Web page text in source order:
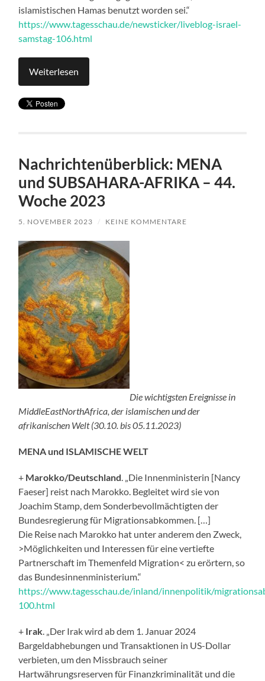
islamistischen Hamas benutzt worden sei.“
https://www.tagesschau.de/newsticker/liveblog-israel-
samstag-106.html
Weiterlesen
Nachrichtenüberblick: MENA
und SUBSAHARA-AFRIKA – 44.
Woche 2023
5. NOVEMBER 2023 / KEINE KOMMENTARE
Die wichtigsten Ereignisse in
MiddleEastNorthAfrica, der islamischen und der
afrikanischen Welt (30.10. bis 05.11.2023)
MENA und ISLAMISCHE WELT
+ Marokko/Deutschland . „Die Innenministerin [Nancy
Faeser] reist nach Marokko. Begleitet wird sie von
Joachim Stamp, dem Sonderbevollmächtigten der
Bundesregierung für Migrationsabkommen. […]
Die Reise nach Marokko hat unter anderem den Zweck,
>Möglichkeiten und Interessen für eine vertiefte
Partnerschaft im Themenfeld Migration< zu erörtern, so
das Bundesinnenministerium.“
https://www.tagesschau.de/inland/innenpolitik/
100.html
+ Irak . „Der Irak wird ab dem 1. Januar 2024
Bargeldabhebungen und Transaktionen in US-Dollar
verbieten, um den Missbrauch seiner
Hartwährungsreserven für Finanzkriminalität und die